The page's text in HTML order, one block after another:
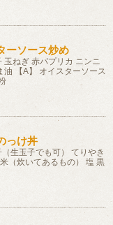
ーソース炒め
玉ねぎ 赤パプリカ ニンニ
油 【A】 オイスターソース
っけ丼
生玉子でも可） てりやき
（炊いてあるもの） 塩 黒